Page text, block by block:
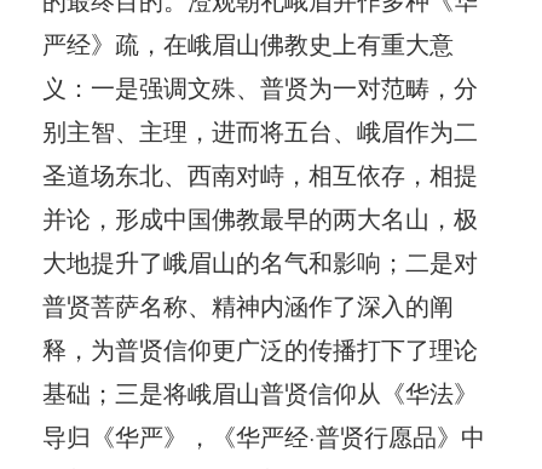
严经》疏，在峨眉山佛教史上有重大意
义：一是强调文殊、普贤为一对范畴，分
别主智、主理，进而将五台、峨眉作为二
圣道场东北、西南对峙，相互依存，相提
并论，形成中国佛教最早的两大名山，极
大地提升了峨眉山的名气和影响；二是对
普贤菩萨名称、精神内涵作了深入的阐
释，为普贤信仰更广泛的传播打下了理论
基础；三是将峨眉山普贤信仰从《华法》
导归《华严》，《华严经·普贤行愿品》中